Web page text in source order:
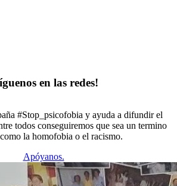
en las redes!
#Stop_psicofobia y ayuda a difundir el
todos conseguiremos que sea un termino
la homofobia o el racismo.
Apóyanos.